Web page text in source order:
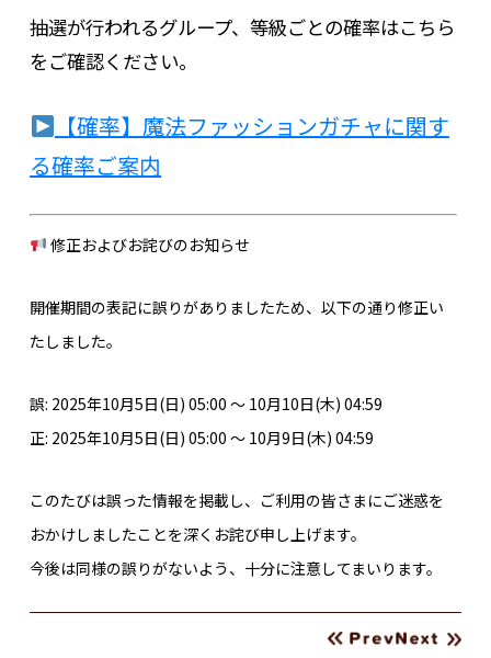
抽選が行われるグループ、等級ごとの確率はこちら
をご確認ください。
【確率】魔法ファッションガチャに関す
る確率ご案内
修正およびお詫びのお知らせ
開催期間の表記に誤りがありましたため、以下の通り修正い
たしました。
誤: 2025年10月5日(日) 05:00 ～ 10月10日(木) 04:59
正: 2025年10月5日(日) 05:00 ～ 10月9日(木) 04:59
このたびは誤った情報を掲載し、ご利用の皆さまにご迷惑を
おかけしましたことを深くお詫び申し上げます。
今後は同様の誤りがないよう、十分に注意してまいります。